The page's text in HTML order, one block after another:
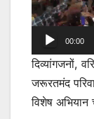
00:00
दिव्यांगजनों,
जरूरतमंद
विशेष अभियान